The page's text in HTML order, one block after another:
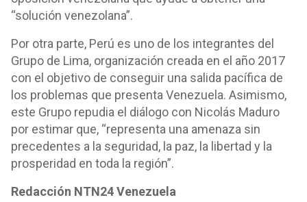
“solución venezolana”.
Por otra parte, Perú es uno de los integrantes del
Grupo de Lima, organización creada en el año 2017
con el objetivo de conseguir una salida pacífica de
los problemas que presenta Venezuela. Asimismo,
este Grupo repudia el diálogo con Nicolás Maduro
por estimar que, “representa una amenaza sin
precedentes a la seguridad, la paz, la libertad y la
prosperidad en toda la región”.
Redacción NTN24 Venezuela